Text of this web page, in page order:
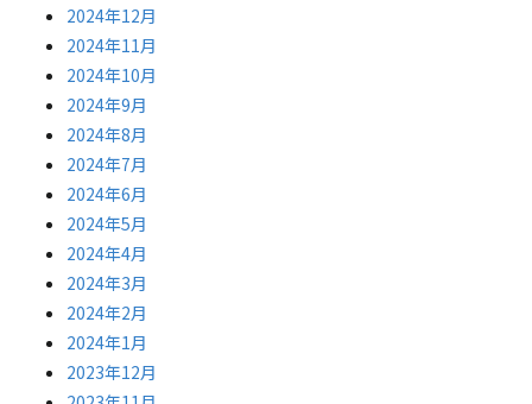
2024年12月
2024年11月
2024年10月
2024年9月
2024年8月
2024年7月
2024年6月
2024年5月
2024年4月
2024年3月
2024年2月
2024年1月
2023年12月